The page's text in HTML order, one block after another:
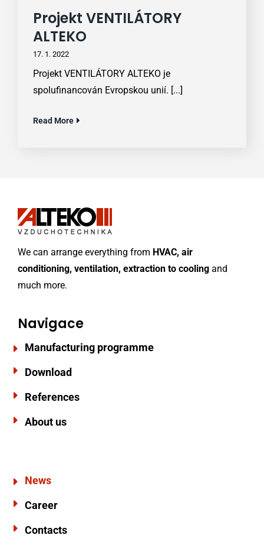
Projekt VENTILÁTORY
ALTEKO
17. 1. 2022
Projekt VENTILÁTORY ALTEKO je
spolufinancován Evropskou unií. [...]
Read More
We can arrange everything from HVAC, air
conditioning, ventilation, extraction to coolingand
much more.
Navigace
Manufacturing programme
Download
References
About us
News
Career
Contacts